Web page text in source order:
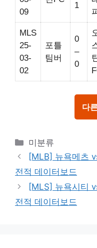
09
1
MLS
25-
03-
02
포틀
팀버
0
–
0
다
Categories
미분류
[MLB] 뉴욕메츠
전적 데이터보드
[MLS] 뉴욕시티
전적 데이터보드